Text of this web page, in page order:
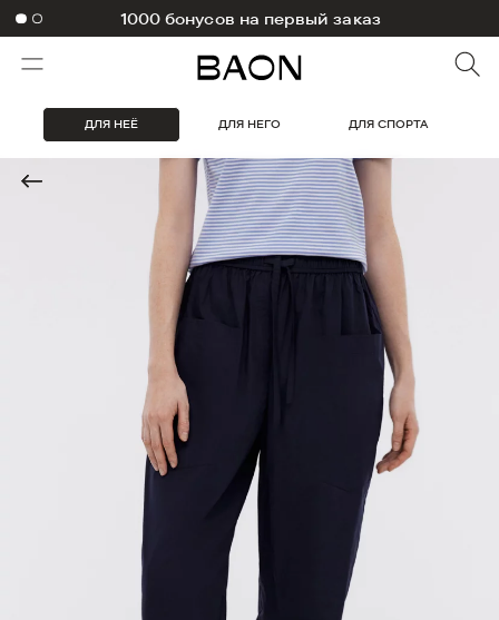
1000 бонусов на первый заказ
ДЛЯ НЕЁ ДЛЯ НЕГО ДЛЯ СПОРТА